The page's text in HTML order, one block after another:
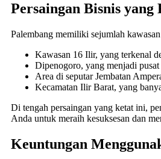
Persaingan Bisnis yang
Palembang memiliki sejumlah
Kawasan 16 Ilir, yang terkenal
Dipenogoro, yang menjadi
Area di seputar Jembatan
Kecamatan Ilir Barat, yang
Di tengah persaingan yang ketat ini,
Anda untuk meraih kesuksesan dan
Keuntungan